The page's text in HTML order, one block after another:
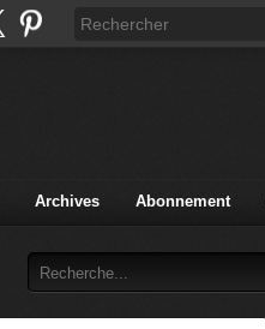
Archives Abonnement